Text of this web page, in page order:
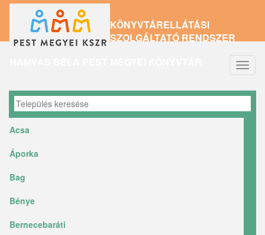
tartalomra
KÖNYVTÁRELLÁTÁSI
SZOLGÁLTATÓ RENDSZER
Acsa
Áporka
Bag
Bénye
Bernecebaráti